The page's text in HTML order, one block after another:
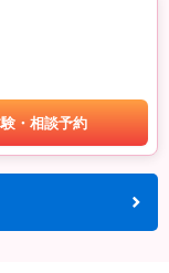
・相談予約